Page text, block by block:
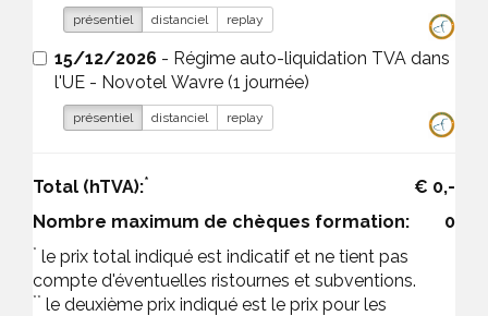
présentiel distanciel replay
15/12/2026 - Régime auto-liquidation TVA dans
l'UE - Novotel Wavre (1 journée)
présentiel distanciel replay
Total (hTVA):* € 0,-
Nombre maximum de chèques formation:
0
* le prix total indiqué est indicatif et ne tient pas
compte d'éventuelles ristournes et subventions.
** le deuxième prix indiqué est le prix pour les